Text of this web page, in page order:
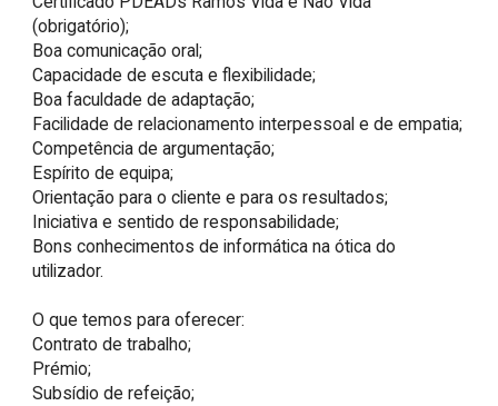
(obrigatório);
Boa comunicação oral;
Capacidade de escuta e flexibilidade;
Boa faculdade de adaptação;
Facilidade de relacionamento interpessoal e de empatia;
Competência de argumentação;
Espírito de equipa;
Orientação para o cliente e para os resultados;
Iniciativa e sentido de responsabilidade;
Bons conhecimentos de informática na ótica do
utilizador.
O que temos para oferecer:
Contrato de trabalho;
Prémio;
Subsídio de refeição;